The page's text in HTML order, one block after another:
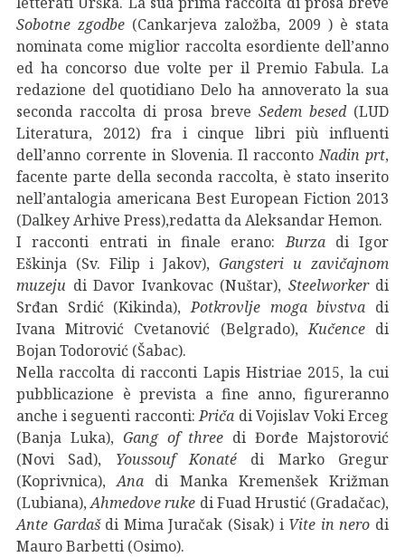
Sobotne zgodbe (Cankarjeva založba, 2009 ) è stata
nominata come miglior raccolta esordiente dell’anno
ed ha concorso due volte per il Premio Fabula. La
redazione del quotidiano Delo ha annoverato la sua
seconda raccolta di prosa breve Sedem besed(LUD
Literatura, 2012) fra i cinque libri più influenti
dell’anno corrente in Slovenia. Il racconto Nadin prt,
facente parte della seconda raccolta, è stato inserito
nell’antalogia americana Best European Fiction 2013
(Dalkey Arhive Press),redatta da Aleksandar Hemon.
I racconti entrati in finale erano: Burzadi Igor
Eškinja (Sv. Filip i Jakov), Gangsteri u zavičajnom
muzeju di Davor Ivankovac (Nuštar), Steelworkerdi
Srđan Srdić (Kikinda), Potkrovlje moga bivstva di
Ivana Mitrović Cvetanović (Belgrado), Kučencedi
Bojan Todorović (Šabac).
Nella raccolta di racconti Lapis Histriae 2015, la cui
pubblicazione è prevista a fine anno, figureranno
anche i seguenti racconti: Priča di Vojislav Voki Erceg
(Banja Luka), Gang of three di Đorđe Majstorović
(Novi Sad), Youssouf Konaté di Marko Gregur
(Koprivnica),Ana di Manka Kremenšek Križman
(Lubiana),Ahmedove ruke di Fuad Hrustić (Gradačac),
Ante Gardašdi Mima Juračak (Sisak) i Vite in nero di
Mauro Barbetti (Osimo).